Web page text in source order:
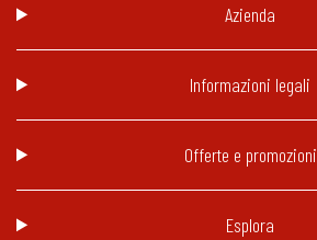
Azienda
Informazioni legali
Offerte e promozioni
Esplora